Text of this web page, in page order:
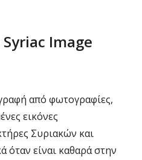
Syriac Image
από φωτογραφίες,
εικόνες
Συριακών και
όταν είναι καθαρά στην